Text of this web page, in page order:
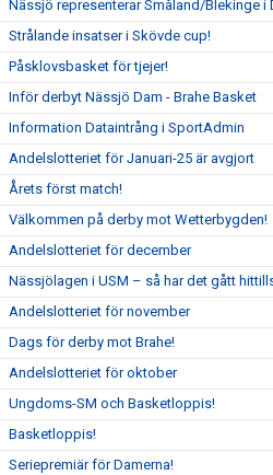
Nässjö representerar Småland/Blekinge i
Strålande insatser i Skövde cup!
Påsklovsbasket för tjejer!
Inför derbyt Nässjö Dam - Brahe Basket
Information Dataintrång i SportAdmin
Andelslotteriet för Januari-25 är avgjort
Årets först match!
Välkommen på derby mot Wetterbygden!
Andelslotteriet för december
Nässjölagen i USM – så har det gått
Andelslotteriet för november
Dags för derby mot Brahe!
Andelslotteriet för oktober
Ungdoms-SM och Basketloppis!
Basketloppis!
Seriepremiär för Damerna!